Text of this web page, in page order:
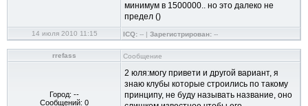
минимум в 1500000.. но это далеко не
предел ()
14 июля 2010 11:15 ICQ: -- | Зарегистрирован: --
rrefass Сообщение
Город: --
Сообщений: 0
2 юля:могу привети и другой вариант, я
знаю клубы которые строились по такому
принципу, не буду называть название, оно